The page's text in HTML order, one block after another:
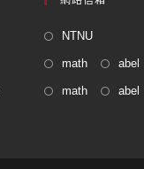
NTNU
math abel
math abel